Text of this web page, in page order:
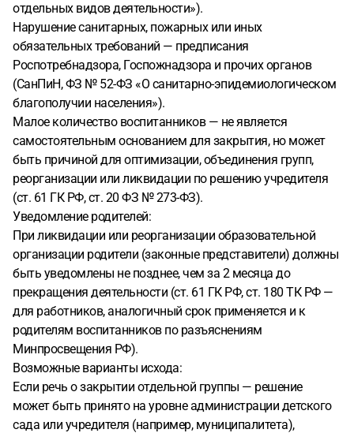
отдельных видов деятельности»).
Нарушение санитарных, пожарных или иных
обязательных требований — предписания
Роспотребнадзора, Госпожнадзора и прочих органов
(СанПиН, ФЗ № 52-ФЗ «О санитарно-эпидемиологическом
благополучии населения»).
Малое количество воспитанников — не является
самостоятельным основанием для закрытия, но может
быть причиной для оптимизации, объединения групп,
реорганизации или ликвидации по решению учредителя
(ст. 61 ГК РФ, ст. 20 ФЗ № 273-ФЗ).
Уведомление родителей:
При ликвидации или реорганизации образовательной
организации родители (законные представители) должны
быть уведомлены не позднее, чем за 2 месяца до
прекращения деятельности (ст. 61 ГК РФ, ст. 180 ТК РФ —
для работников, аналогичный срок применяется и к
родителям воспитанников по разъяснениям
Минпросвещения РФ).
Возможные варианты исхода:
Если речь о закрытии отдельной группы — решение
может быть принято на уровне администрации детского
сада или учредителя (например, муниципалитета),